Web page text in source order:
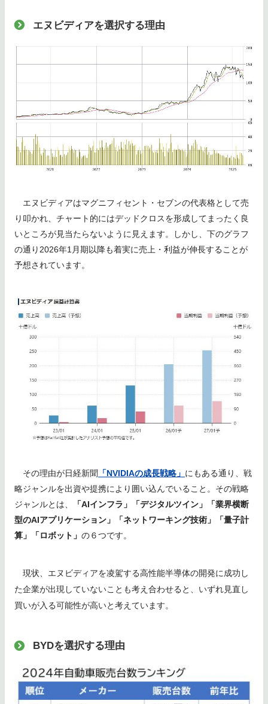
エヌビディアを選択する理由
エヌビディアはマグニフィセント・セブンの代表格として売
り叩かれ、チャート的にはデッドクロスを形成してまったく良
いところが見当たらないように見えます。しかし、下のグラフ
の通り2026年1月期以降も着実に売上・利益が伸長することが
予想されています。
その理由が日経新聞 「NVIDIAの成長戦略」 にもある通り、戦
略ジャンルを出資や提携により囲い込んでいること。その戦略
ジャンルとは、
「AIインフラ」「デジタルツイン」「業界横断
型のAIアプリケーション」「ネットワーキング技術」「量子計
算」「ロボット」 の６つです。
現状、エヌビディアを凌駕する高性能半導体の開発に成功し
た企業が出現していないことも考え合わせると、いずれ見直し
買いが入る可能性が高いと考えています。
BYDを選択する理由